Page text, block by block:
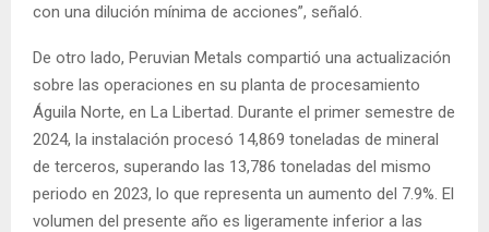
con una dilución mínima de acciones”, señaló.
De otro lado, Peruvian Metals compartió una actualización
sobre las operaciones en su planta de procesamiento
Águila Norte, en La Libertad. Durante el primer semestre de
2024, la instalación procesó 14,869 toneladas de mineral
de terceros, superando las 13,786 toneladas del mismo
periodo en 2023, lo que representa un aumento del 7.9%. El
volumen del presente año es ligeramente inferior a las